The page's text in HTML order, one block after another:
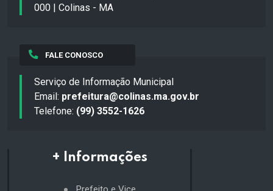
000 | Colinas - MA
FALE CONOSCO
Serviço de Informação Municipal
Email: prefeitura@colinas.ma.gov.br
Telefone: (99) 3552-1626
+ Informações